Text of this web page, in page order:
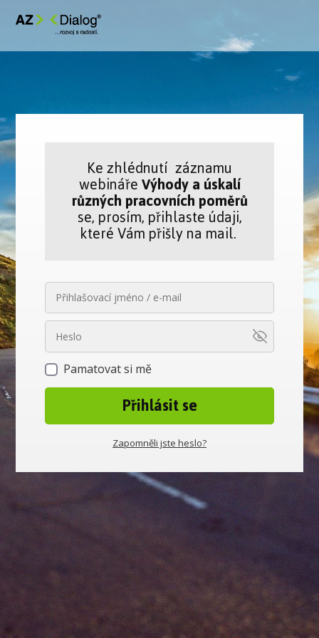
Ke zhlédnutí záznamu
webinářeVýhody a úskalí
různých pracovních poměrů
se, prosím, přihlaste údaji,
které Vám přišly na mail.
Pamatovat si mě
Přihlásit se
Zapomněli jste heslo?